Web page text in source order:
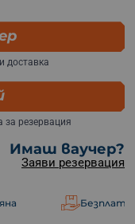
доставка
за резервация
Имаш ваучер?
Заяви резервация
Безплатна